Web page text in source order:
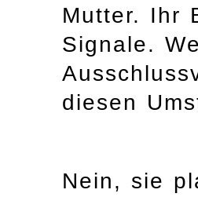
Mutter. Ihr
Signale.
diesen
Nein, sie